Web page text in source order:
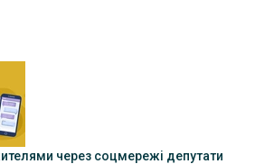
через соцмережі депутати